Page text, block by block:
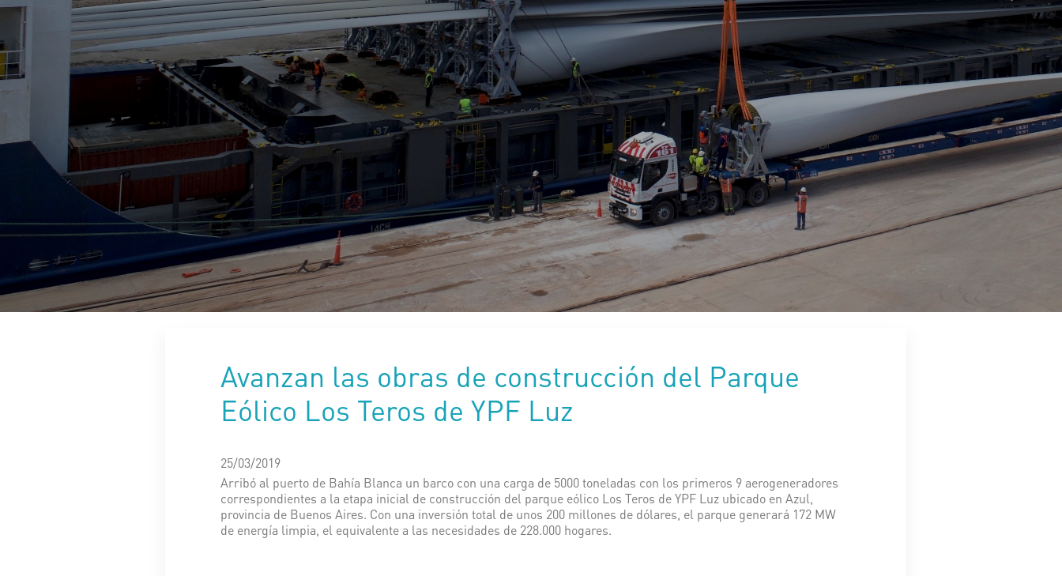
Avanzan las obras de construcción del Parque
Eólico Los Teros de YPF Luz
25/03/2019
Arribó al puerto de Bahía Blanca un barco con una carga de 5000 toneladas con los primeros 9 aerogeneradores
correspondientes a la etapa inicial de construcción del parque eólico Los Teros de YPF Luz ubicado en Azul,
provincia de Buenos Aires. Con una inversión total de unos 200 millones de dólares, el parque generará 172 MW
de energía limpia, el equivalente a las necesidades de 228.000 hogares.